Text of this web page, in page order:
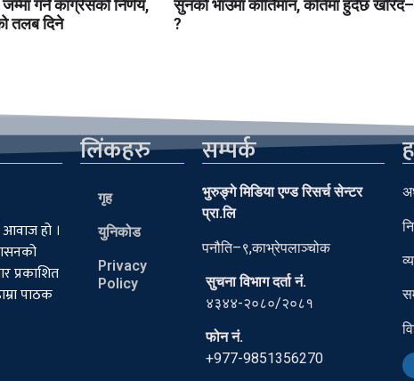
गर्ने कांग्रेसको निर्णय,
तलब दिने
सुनको भाउमा कीर्तिमान, कतिमा हुँदैछ
?
हो ।
प्रकाशित
पाठक
लिंकहरु
गृह
युनिकोड
Privacy
Policy
सम्पर्क
भुरुङ्गे मिडिया एण्ड रिसर्च सेन्टर
प्रा.लि
पनौति–९,काभ्रेपलाञ्चोक
सुचना विभाग दर्ता नं.
४३४४-२०८०/२०८१
फोन नं.
+977-9851356270